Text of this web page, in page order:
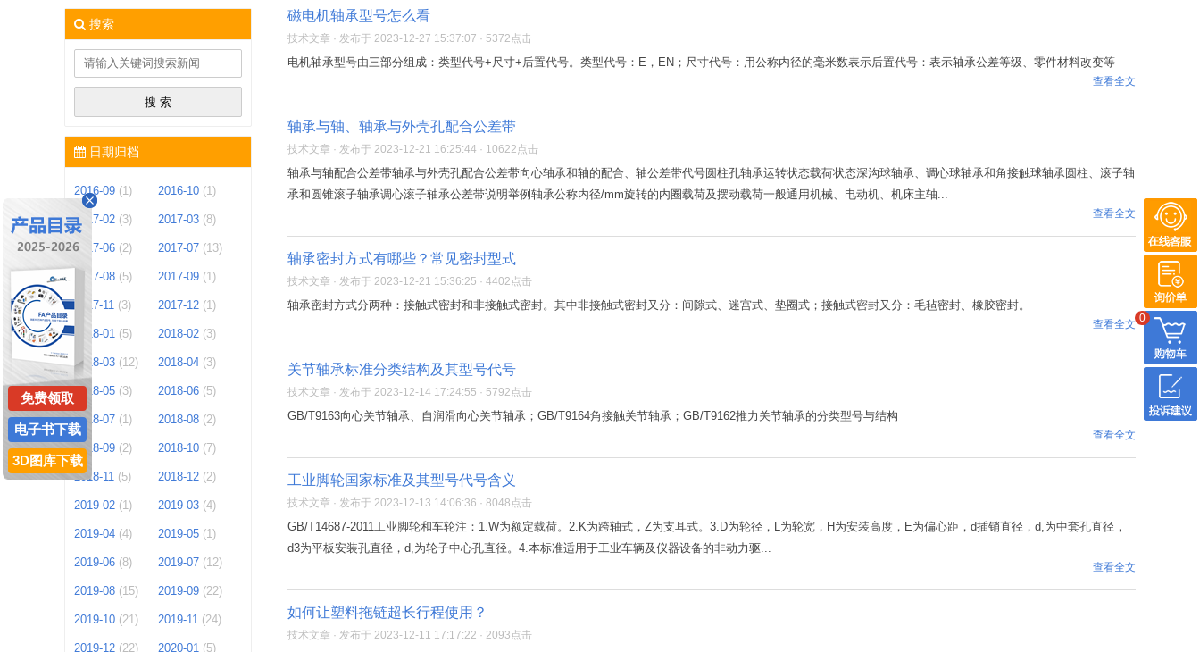
搜索
日期归档
2016-09 (1) 2016-10 (1)
2017-02 (3) 2017-03 (8)
2017-06 (2) 2017-07 (13)
2017-08 (5) 2017-09 (1)
2017-11 (3) 2017-12 (1)
2018-01 (5) 2018-02 (3)
2018-03 (12) 2018-04 (3)
2018-05 (3) 2018-06 (5)
2018-07 (1) 2018-08 (2)
2018-09 (2) 2018-10 (7)
2018-11 (5) 2018-12 (2)
2019-02 (1) 2019-03 (4)
2019-04 (4) 2019-05 (1)
2019-06 (8) 2019-07 (12)
2019-08 (15) 2019-09 (22)
2019-10 (21) 2019-11 (24)
2019-12 (22) 2020-01 (5)
磁电机轴承型号怎么看
技术文章 · 发布于 2023-12-27 15:37:07 · 5372点击
电机轴承型号由三部分组成：类型代号+尺寸+后置代号。类型代号：E，EN；尺寸代号：用公称内径的毫米数表示后置代号：表示轴承公差等级、零件材料改变等
查看全文
轴承与轴、轴承与外壳孔配合公差带
技术文章 · 发布于 2023-12-21 16:25:44 · 10622点击
轴承与轴配合公差带轴承与外壳孔配合公差带向心轴承和轴的配合、轴公差带代号圆柱孔轴承运转状态载荷状态深沟球轴承、调心球轴承和角接触球轴承圆柱、滚子轴
承和圆锥滚子轴承调心滚子轴承公差带说明举例轴承公称内径/mm旋转的内圈载荷及摆动载荷一般通用机械、电动机、机床主轴...
查看全文
轴承密封方式有哪些？常见密封型式
技术文章 · 发布于 2023-12-21 15:36:25 · 4402点击
轴承密封方式分两种：接触式密封和非接触式密封。其中非接触式密封又分：间隙式、迷宫式、垫圈式；接触式密封又分：毛毡密封、橡胶密封。
查看全文
关节轴承标准分类结构及其型号代号
技术文章 · 发布于 2023-12-14 17:24:55 · 5792点击
GB/T9163向心关节轴承、自润滑向心关节轴承；GB/T9164角接触关节轴承；GB/T9162推力关节轴承的分类型号与结构
查看全文
工业脚轮国家标准及其型号代号含义
技术文章 · 发布于 2023-12-13 14:06:36 · 8048点击
GB/T14687-2011工业脚轮和车轮注：1.W为额定载荷。2.K为跨轴式，Z为支耳式。3.D为轮径，L为轮宽，H为安装高度，E为偏心距，d插销直径，d,为中套孔直径，
d3为平板安装孔直径，d,为轮子中心孔直径。4.本标准适用于工业车辆及仪器设备的非动力驱...
查看全文
如何让塑料拖链超长行程使用？
技术文章 · 发布于 2023-12-11 17:17:22 · 2093点击
0
免费领取
电子书下载
3D图库下载